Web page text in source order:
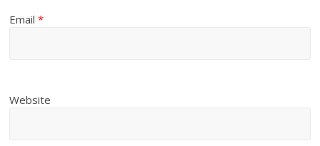
Email*
Website